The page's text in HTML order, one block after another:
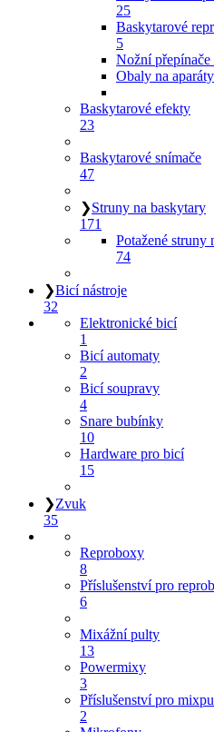
25
Baskytarové
5
Nožní přepínače
Obaly na aparáty
Baskytarové efekty
23
Baskytarové snímače
47
❯Struny na baskytary
171
Potažené struny
74
❯Bicí nástroje
32
Elektronické bicí
1
Bicí automaty
2
Bicí soupravy
4
Snare bubínky
10
Hardware pro bicí
15
❯Zvuk
35
Reproboxy
8
Příslušenství pro
6
Mixážní pulty
13
Powermixy
3
Příslušenství pro
2